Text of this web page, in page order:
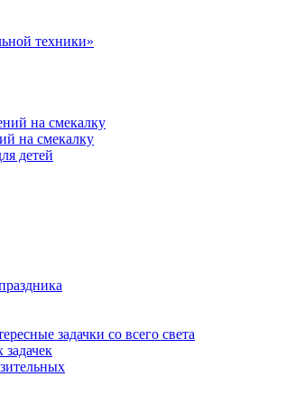
техники»
на смекалку
на смекалку
детей
задачки со всего света